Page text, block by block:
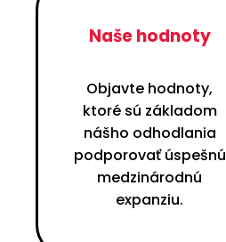
Naše hodnoty
Objavte hodnoty,
ktoré sú základom
nášho odhodlania
podporovať úspešnú
medzinárodnú
expanziu.